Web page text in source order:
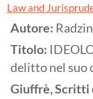
Law and
Autore:
Titolo:
delitto nel suo
Giuffrè, Scritti